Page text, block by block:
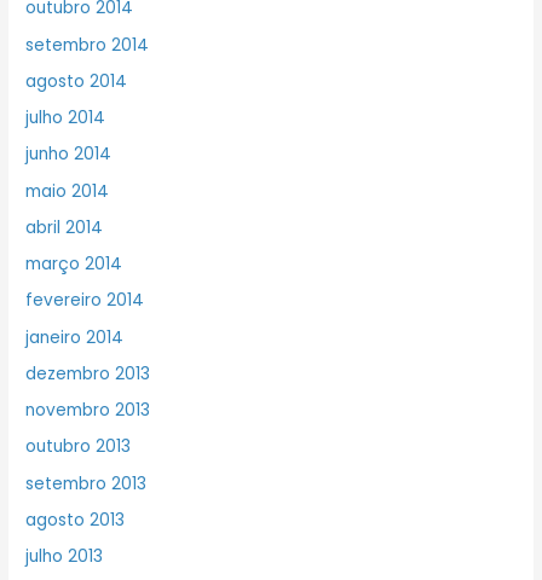
outubro 2014
setembro 2014
agosto 2014
julho 2014
junho 2014
maio 2014
abril 2014
março 2014
fevereiro 2014
janeiro 2014
dezembro 2013
novembro 2013
outubro 2013
setembro 2013
agosto 2013
julho 2013